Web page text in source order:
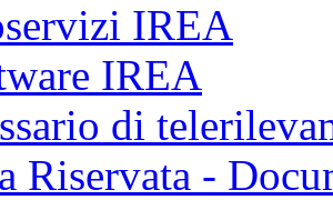
IREA
IREA
di
Riservata -